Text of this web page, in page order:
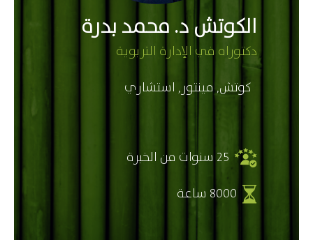
الكوتش د. محمد بدرة
دكتوراه في الإدارة التربوية
كوتش, مينتور, استشاري
25 سنوات من الخبرة
8000 ساعة